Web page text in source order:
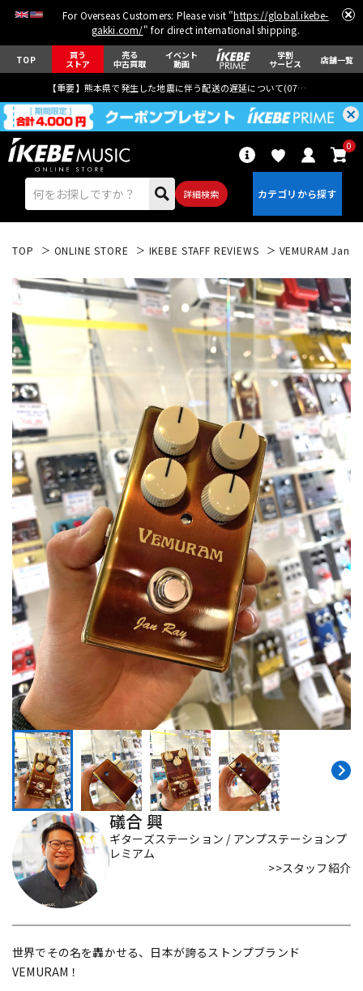
For Overseas Customers: Please visit "https://global.ikebe-
gakki.com/" for direct international shipping.
TOP 買う
ストア
売る
中古買取
イベント
動画
学割
サービス 店舗一覧
【重要】熊本県で発生した地震に伴う配送の遅延について(07月29日
詳細検索
0
エレキギター アコギ/エレアコ
ベース ウクレレ
ドラム パーカッション
キーボード 電子ピアノ
管楽器 その他楽器
アンプ エフェクター
DTM
DTM オンライン納品 レコーディング機器
配信/ライブ機器 楽器アクセサリ
中古
TOP ONLINE STORE IKEBE STAFF REVIEWS VEMURAM Jan
礒合 興
ギターズステーション / アンプステーションプ
レミアム
>>スタッフ紹介
世界でその名を轟かせる、日本が誇るストンプブランド
VEMURAM！